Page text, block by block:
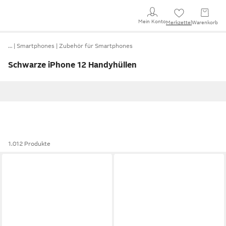
Mein KontoMerkzettel Warenkorb
… Smartphones Zubehör für Smartphones
Schwarze iPhone 12 Handyhüllen
1.012 Produkte